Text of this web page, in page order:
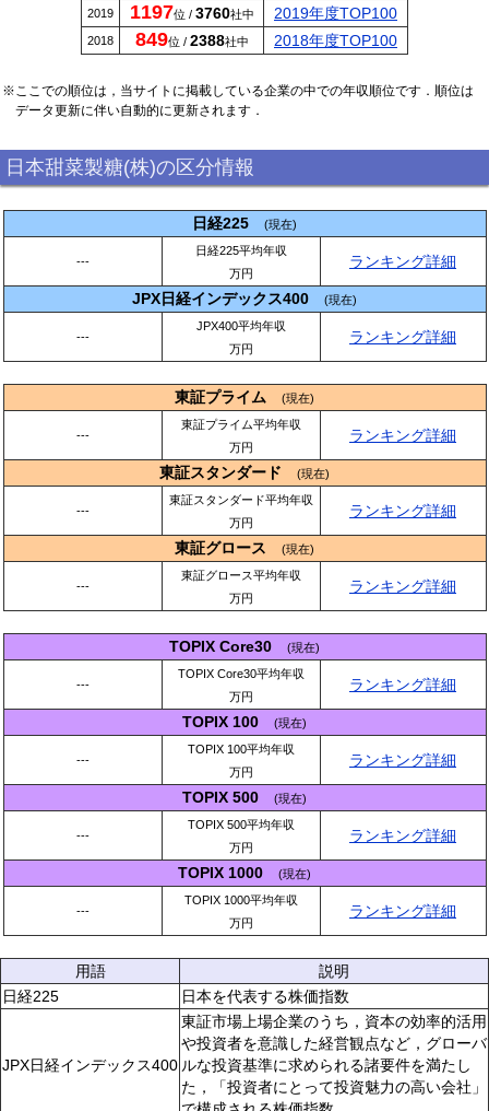
2019 1197位 / 3760社中 2019年度TOP100
2018 849位 / 2388社中 2018年度TOP100
※ここでの順位は，当サイトに掲載している企業の中での年収順位です．順位は
データ更新に伴い自動的に更新されます．
日本甜菜製糖(株)の区分情報
日経225 (現在)
---
日経225平均年収
万円
ランキング詳細
JPX日経インデックス400 (現在)
---
JPX400平均年収
万円
ランキング詳細
東証プライム (現在)
---
東証プライム平均年収
万円
ランキング詳細
東証スタンダード (現在)
---
東証スタンダード平均年収
万円
ランキング詳細
東証グロース (現在)
---
東証グロース平均年収
万円
ランキング詳細
TOPIX Core30 (現在)
---
TOPIX Core30平均年収
万円
ランキング詳細
TOPIX 100 (現在)
---
TOPIX 100平均年収
万円
ランキング詳細
TOPIX 500 (現在)
---
TOPIX 500平均年収
万円
ランキング詳細
TOPIX 1000 (現在)
---
TOPIX 1000平均年収
万円
ランキング詳細
用語
説明
日経225
日本を代表する株価指数
JPX日経インデックス400
東証市場上場企業のうち，資本の効率的活用
や投資者を意識した経営観点など，グローバ
ルな投資基準に求められる諸要件を満たし
た，「投資者にとって投資魅力の高い会社」